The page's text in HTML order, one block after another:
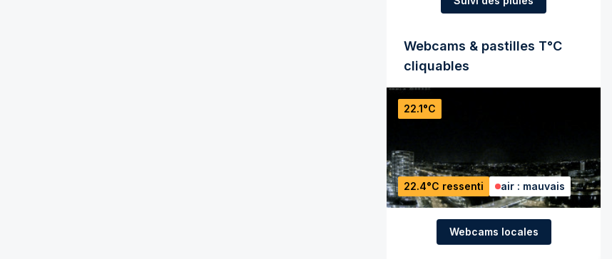
Webcams & pastilles T°C
cliquables
22.1°C
22.4°C ressenti air : mauvais
Webcams locales